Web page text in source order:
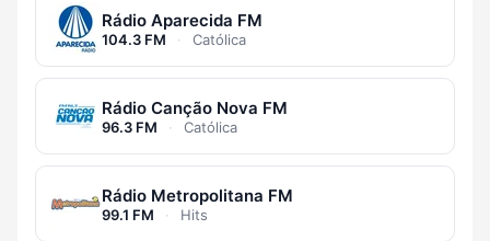
Rádio Aparecida FM
104.3 FM · Católica
Rádio Canção Nova FM
96.3 FM · Católica
Rádio Metropolitana FM
99.1 FM · Hits